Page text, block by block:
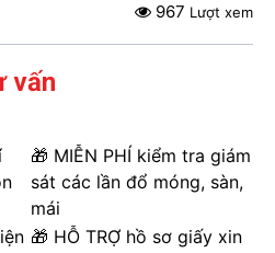
967 Lượt xem
vấn
🎁 MIỄN PHÍ kiểm tra giám
sát các lần đổ móng, sàn,
mái
🎁 HỖ TRỢ hồ sơ giấy xin